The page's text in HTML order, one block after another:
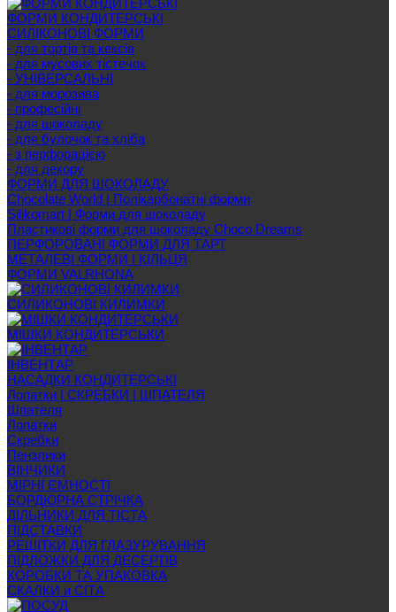
ФОРМИ КОНДИТЕРСЬКІ
СИЛІКОНОВІ ФОРМИ
- для тортів та кексів
- для мусових тістечок
- УНІВЕРСАЛЬНІ
- для морозива
- професійні
- для шоколаду
- для булочок та хліба
- з перфорацією
- для декору
ФОРМИ ДЛЯ ШОКОЛАДУ
Chocolate World | Полікарбонатні форми
Silikomart | Форми для шоколаду
Пластикові форми для шоколаду Choco Dreams
ПЕРФОРОВАНІ ФОРМИ ДЛЯ ТАРТ
МЕТАЛЕВІ ФОРМИ І КІЛЬЦЯ
ФОРМИ VALRHONA
СИЛИКОНОВІ КИЛИМКИ
МІШКИ КОНДИТЕРСЬКИ
ІНВЕНТАР
НАСАДКИ КОНДИТЕРСЬКІ
Лопатки | СКРЕБКИ | ШПАТЕЛЯ
Шпателя
Лопатки
Скребки
Пензлики
ВІНЧИКИ
МІРНІ ЄМНОСТІ
БОРДЮРНА СТРІЧКА
ДІЛЬНИКИ ДЛЯ ТІСТА
ПІДСТАВКИ
РЕШІТКИ ДЛЯ ГЛАЗУРУВАННЯ
ПІДЛОЖКИ ДЛЯ ДЕСЕРТІВ
КОРОБКИ ТА УПАКОВКА
СКАЛКИ и СІТА